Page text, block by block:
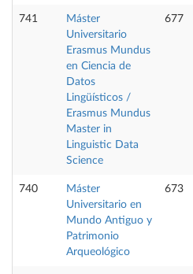
741
Máster
Universitario
Erasmus Mundus
en Ciencia de
Datos
Lingüísticos /
Erasmus Mundus
Master in
Linguistic Data
Science
677
740
Máster
Universitario en
Mundo Antiguo y
Patrimonio
Arqueológico
673